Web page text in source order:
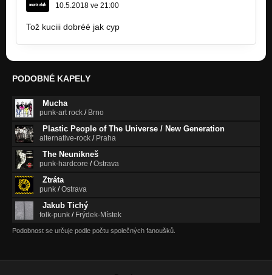
Beruška-Jentakřvááát10.5.2018 ve 21:00
Tož kuciii dobréé jak cyp
PODOBNÉ KAPELY
Mucha
punk-art rock / Brno
Plastic People of The Universe / New Generation
alternative-rock / Praha
The Neunikneš
punk-hardcore /Ostrava
Ztráta
punk /Ostrava
Jakub Tichý
folk-punk / Frýdek-Místek
Podobnost se určuje podle počtu společných fanoušků.